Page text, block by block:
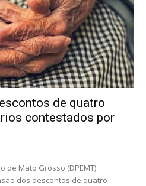
de quatro
contestados por
de Mato Grosso (DPEMT)
dos descontos de quatro